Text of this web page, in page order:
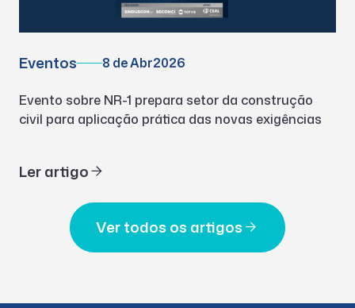
Eventos 8 de Abr2026
Evento sobre NR-1 prepara setor da construção
civil para aplicação prática das novas exigências
Ler artigo
Ver todos os artigos